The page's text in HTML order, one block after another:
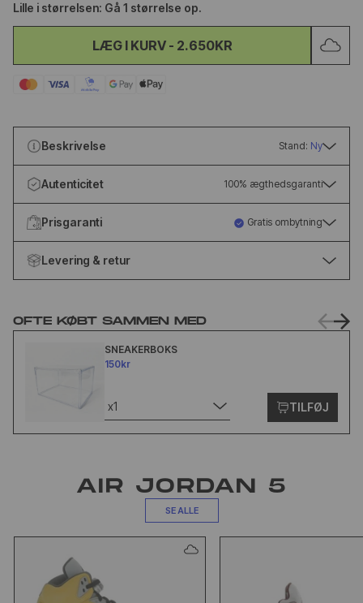
Lille i størrelsen: Gå 1 størrelse op.
LÆG I KURV - 2.650KR
Beskrivelse Stand: Ny
Autenticitet 100% ægthedsgaranti
Prisgaranti Gratis ombytning
Levering & retur
OFTE KØBT SAMMEN MED
SNEAKERBOKS
150kr
x1 TILFØJ
AIR JORDAN 5
SE ALLE